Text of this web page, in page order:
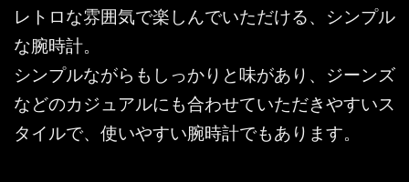
レトロな雰囲気で楽しんでいただける、シンプル
な腕時計。
シンプルながらもしっかりと味があり、ジーンズ
などのカジュアルにも合わせていただきやすいス
タイルで、使いやすい腕時計でもあります。